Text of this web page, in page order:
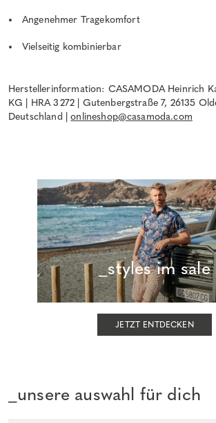
Angenehmer Tragekomfort
Vielseitig kombinierbar
Herstellerinformation: CASAMODA Heinrich
KG | HRA 3272 | Gutenbergstraße 7, 26135
Deutschland |onlineshop@casamoda.com
_styles im sale
JETZT ENTDECKEN
_unsere auswahl für dich